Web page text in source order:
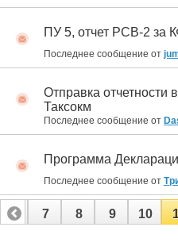
ПУ 5, отчет РСВ-2 за
Последнее сообщение от
Отправка отчетности
Таксокм
Последнее сообщение от
Программа
Последнее сообщение от
6 7 8 9 10